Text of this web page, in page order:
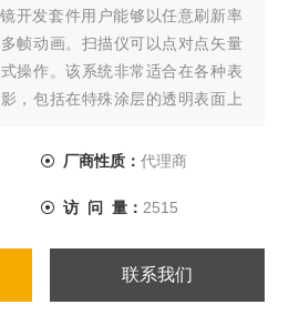
开发套件用户能够以任意刷新率
帧动画。扫描仪可以点对点矢量
操作。该系统非常适合在各种表
，包括在特殊涂层的透明表面上
轻巧，与便携式计算机一起使用
厂商性质： 代理商
访 问 量： 2515
联系我们